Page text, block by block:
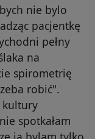
nie bylo
pacjentkę
pełny
na
spirometrię
robić".
kultury
spotkałam